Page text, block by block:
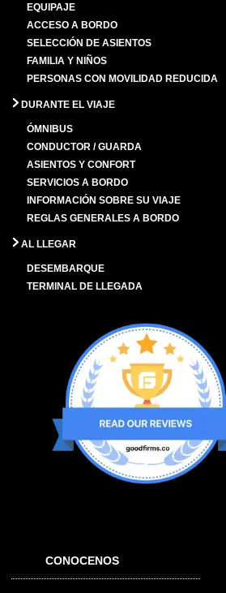
EQUIPAJE
ACCESO A BORDO
SELECCIÓN DE ASIENTOS
FAMILIA Y NIÑOS
PERSONAS CON MOVILIDAD REDUCIDA
DURANTE EL VIAJE
ÓMNIBUS
CONDUCTOR / GUARDA
ASIENTOS Y CONFORT
SERVICIOS A BORDO
INFORMACIÓN SOBRE SU VIAJE
REGLAS GENERALES A BORDO
AL LLEGAR
DESEMBARQUE
TERMINAL DE LLEGADA
CONOCENOS